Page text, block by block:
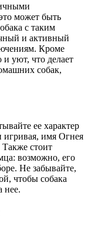
может быть
с таким
и активный
Кроме
уют, что делает
собак,
ее характер
игривая, имя Огнея
Также стоит
возможно, его
Не забывайте,
чтобы собака
нее.